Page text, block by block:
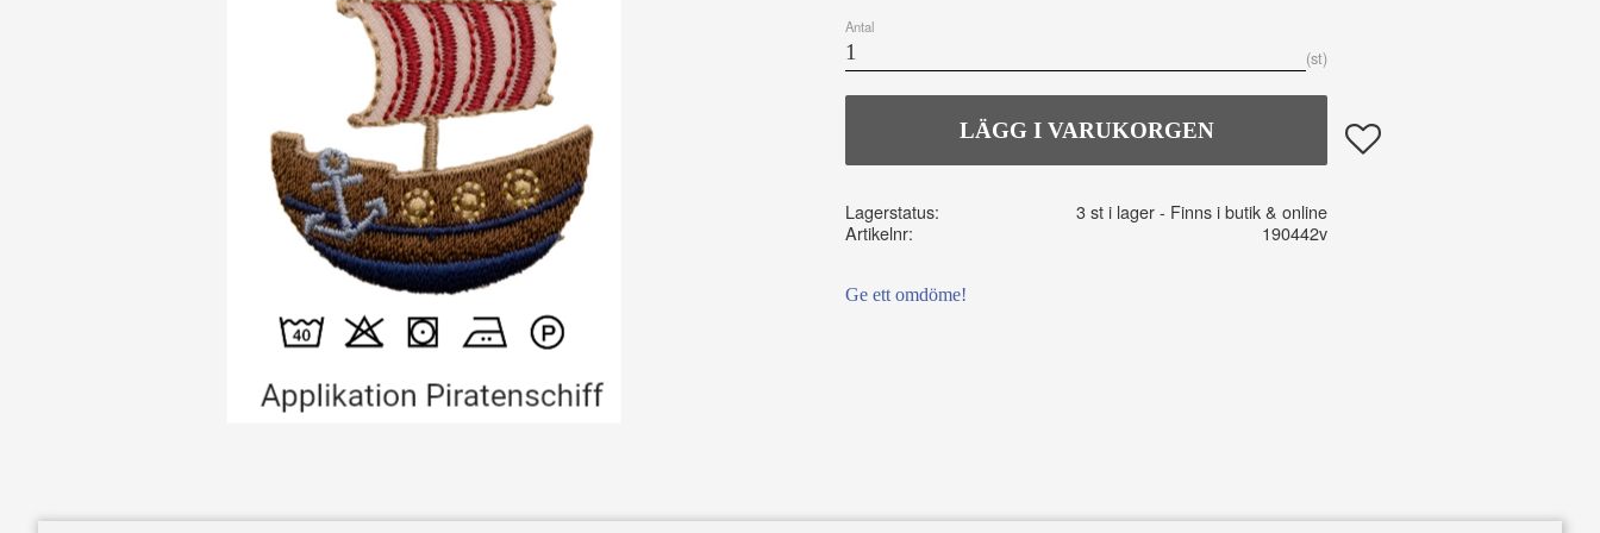
Antal
st
Lägg till i favoriter
Lagerstatus
3 st i lager
Artikelnr
190442v
Ge ett omdöme!